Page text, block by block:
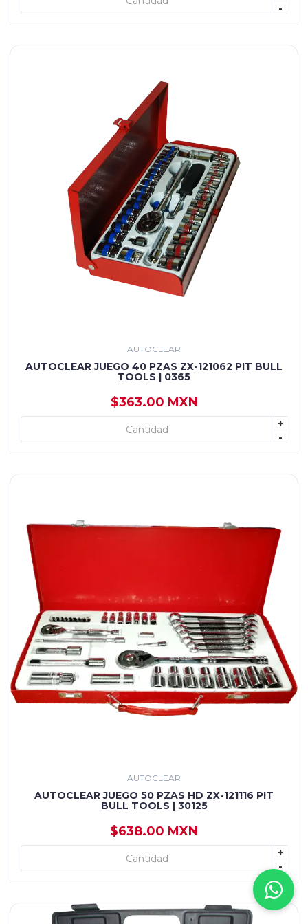
-
AUTOCLEAR
AUTOCLEAR JUEGO 40 PZAS ZX-121062 PIT BULL
TOOLS | 0365
$363.00 MXN
+
-
+ AGREGAR
AUTOCLEAR
AUTOCLEAR JUEGO 50 PZAS HD ZX-121116 PIT
BULL TOOLS | 30125
$638.00 MXN
+
-
+ AGREGAR